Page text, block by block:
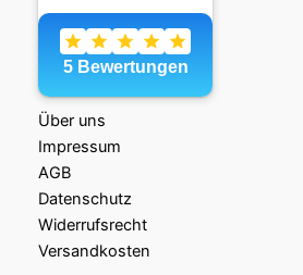
Über uns
Impressum
AGB
Datenschutz
Widerrufsrecht
Versandkosten